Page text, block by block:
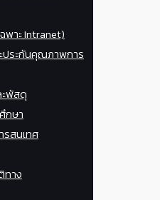
พาะ Intranet)
ประกันคุณภาพการ
ะพัสดุ
ษา
สนเทศ
ทาง